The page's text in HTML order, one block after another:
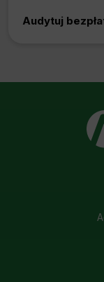
Audytuj